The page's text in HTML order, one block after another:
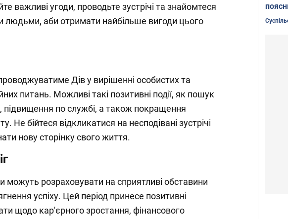
важливі угоди, проводьте зустрічі та знайомтеся
людьми, аби отримати найбільше вигоди цього
Дів у вирішенні особистих та
питань. Можливі такі позитивні події, як пошук
підвищення по службі, а також покращення
Не бійтеся відкликатися на несподівані зустрічі
нову сторінку свого життя.
можуть розраховувати на сприятливі обставини
успіху. Цей період принесе позитивні
щодо кар'єрного зростання, фінансового